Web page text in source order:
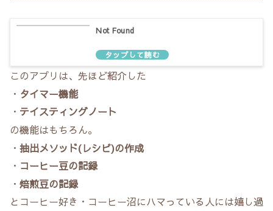
Not Found
このアプリは、先ほど紹介した
・ タイマー機能
・ テイスティングノート
の機能はもちろん。
・ 抽出メソッド(レシピ)の作成
・ コーヒー豆の記録
・ 焙煎豆の記録
とコーヒー好き・コーヒー沼にハマっている人には嬉し過